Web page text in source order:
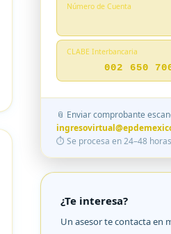
Número de Cuenta
CLABE Interbancaria
002 650
📎 Enviar comprobante
⏱ Se procesa en 24–48
¿Te interesa?
Un asesor te contacta en